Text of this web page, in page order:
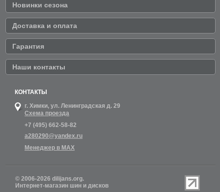
Новинки сезона
Доставка и оплата
Гарантия
Наши контакты
КОНТАКТЫ
г. Химки, ул. Ленинградская д. 29
Схема проезда
+7 (495) 662-58-82
a280290@yandex.ru
Менеджер в MAX
© 2006-2026 dilijans.org.
Интернет-магазин шин и дисков